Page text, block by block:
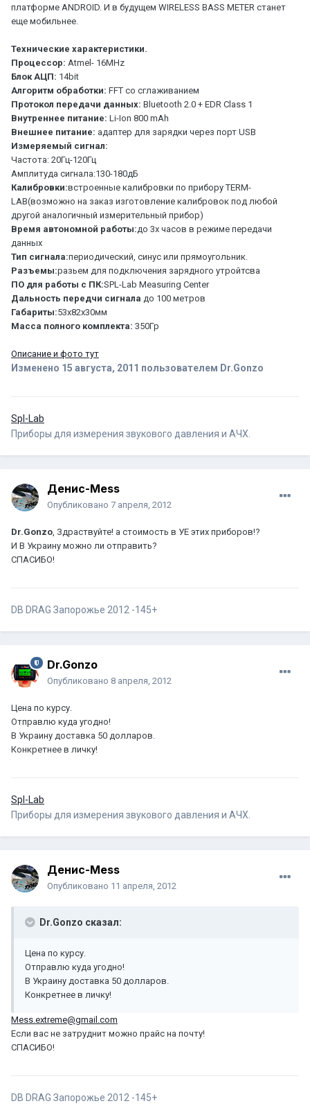
платформе ANDROID. И в будущем WIRELESS BASS METER станет
еще мобильнее.
Технические характеристики.
Процессор: Atmel- 16MHz
Блок АЦП: 14bit
Алгоритм обработки: FFT со сглаживанием
Протокол передачи данных: Bluetooth 2.0 + EDR Class 1
Внутреннее питание: Li-Ion 800 mAh
Внешнее питание: адаптер для зарядки через порт USB
Измеряемый сигнал:
Частота: 20Гц-120Гц
Амплитуда сигнала:130-180дБ
Калибровки:встроенные калибровки по прибору TERM-
LAB(возможно на заказ изготовление калибровок под любой
другой аналогичный измерительный прибор)
Время автономной работы:до 3х часов в режиме передачи
данных
Тип сигнала:периодический, синус или прямоугольник.
Разъемы:разьем для подключения зарядного утройтсва
ПО для работы с ПК:SPL-Lab Measuring Center
Дальность передчи сигнала до 100 метров
Габариты:53х82х30мм
Масса полного комплекта: 350Гр
Описание и фото тут
Изменено 15 августа, 2011 пользователем Dr.Gonzo
Spl-Lab
Приборы для измерения звукового давления и АЧХ.
Денис-Mess
Опубликовано 7 апреля, 2012
Dr.Gonzo, Здраствуйте! а стоимость в УЕ этих приборов!?
И В Украину можно ли отправить?
СПАСИБО!
DB DRAG Запорожье 2012 -145+
Dr.Gonzo
Опубликовано 8 апреля, 2012
Цена по курсу.
Отправлю куда угодно!
В Украину доставка 50 долларов.
Конкретнее в личку!
Spl-Lab
Приборы для измерения звукового давления и АЧХ.
Денис-Mess
Опубликовано 11 апреля, 2012
Dr.Gonzo сказал:
Цена по курсу.
Отправлю куда угодно!
В Украину доставка 50 долларов.
Конкретнее в личку!
Mess.extreme@gmail.com
Если вас не затруднит можно прайс на почту!
СПАСИБО!
DB DRAG Запорожье 2012 -145+